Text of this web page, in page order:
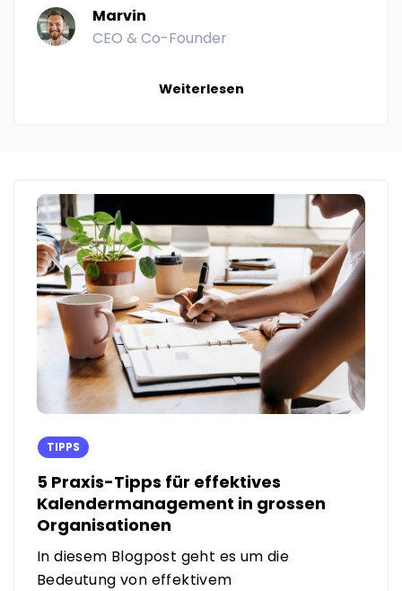
Marvin
CEO & Co-Founder
Weiterlesen
TIPPS
5 Praxis-Tipps für effektives
Kalendermanagement in grossen
Organisationen
In diesem Blogpost geht es um die
Bedeutung von effektivem